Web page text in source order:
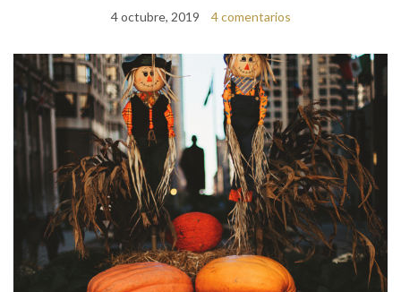
4 octubre, 2019 4 comentarios